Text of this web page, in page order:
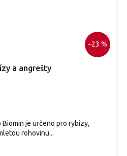
–23 %
a angrešty
je určeno pro rybízy,
rohovinu...